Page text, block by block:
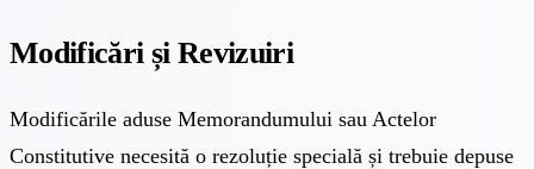
Modificări și Revizuiri
Modificările aduse Memorandumului sau Actelor
Constitutive necesită o rezoluție specială și trebuie depuse